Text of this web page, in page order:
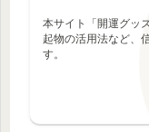
本サイト「開運グッ
起物の活用法など、
す。